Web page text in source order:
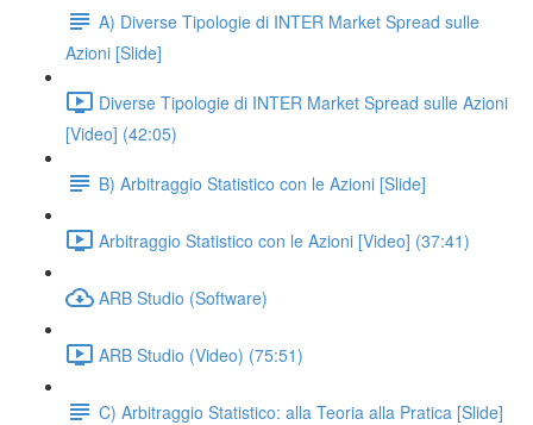
A) Diverse Tipologie di INTER Market Spread sulle
Azioni [Slide]
Diverse Tipologie di INTER Market Spread sulle Azioni
[Video] (42:05)
B) Arbitraggio Statistico con le Azioni [Slide]
Arbitraggio Statistico con le Azioni [Video] (37:41)
ARB Studio (Software)
ARB Studio (Video) (75:51)
C) Arbitraggio Statistico: alla Teoria alla Pratica [Slide]